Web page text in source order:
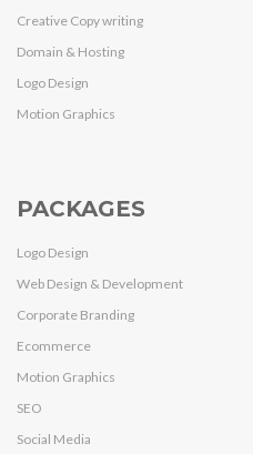
Creative Copy writing
Domain & Hosting
Logo Design
Motion Graphics
PACKAGES
Logo Design
Web Design & Development
Corporate Branding
Ecommerce
Motion Graphics
SEO
Social Media